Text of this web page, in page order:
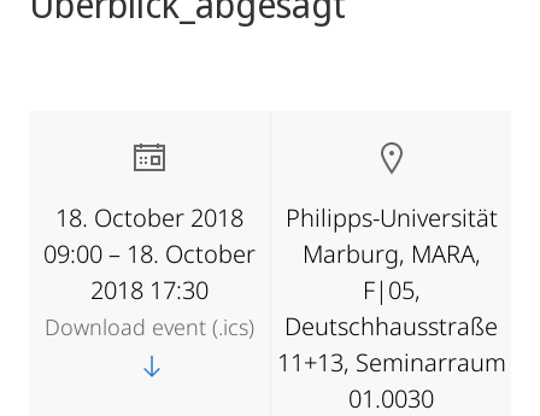
18. October 2018
09:00 – 18. October
2018 17:30
Download event (.ics)
Philipps-Universität
Marburg, MARA,
F|05,
Deutschhausstraße
11+13, Seminarraum
01.0030